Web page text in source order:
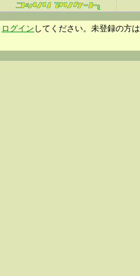
β
ログイン してください。未登録の方は